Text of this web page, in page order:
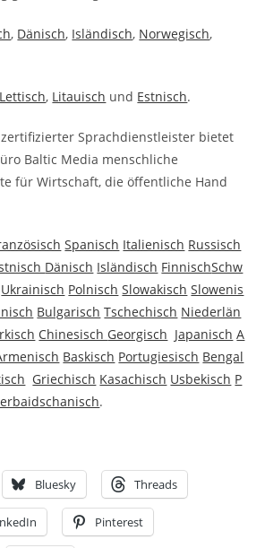
, Dänisch, Isländisch, Norwegisch,
Lettisch, Litauisch und Estnisch.
zertifizierter Sprachdienstleister bietet
Baltic Media menschliche
für Wirtschaft, die öffentliche Hand
Spanisch Italienisch Russisch
Dänisch Isländisch FinnischSchw
Ukrainisch Polnisch Slowakisch Slowenis
Bulgarisch Tschechisch Niederlän
Chinesisch Georgisch Japanisch A
Baskisch Portugiesisch Bengal
Griechisch Kasachisch Usbekisch P
.
Bluesky Threads
Pinterest